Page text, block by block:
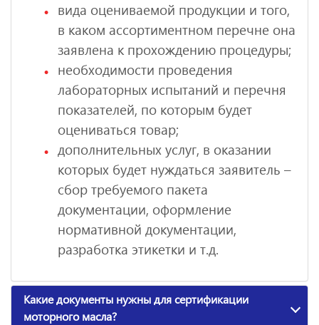
вида оцениваемой продукции и того,
в каком ассортиментном перечне она
заявлена к прохождению процедуры;
необходимости проведения
лабораторных испытаний и перечня
показателей, по которым будет
оцениваться товар;
дополнительных услуг, в оказании
которых будет нуждаться заявитель –
сбор требуемого пакета
документации, оформление
нормативной документации,
разработка этикетки и т.д.
Какие документы нужны для сертификации
моторного масла?